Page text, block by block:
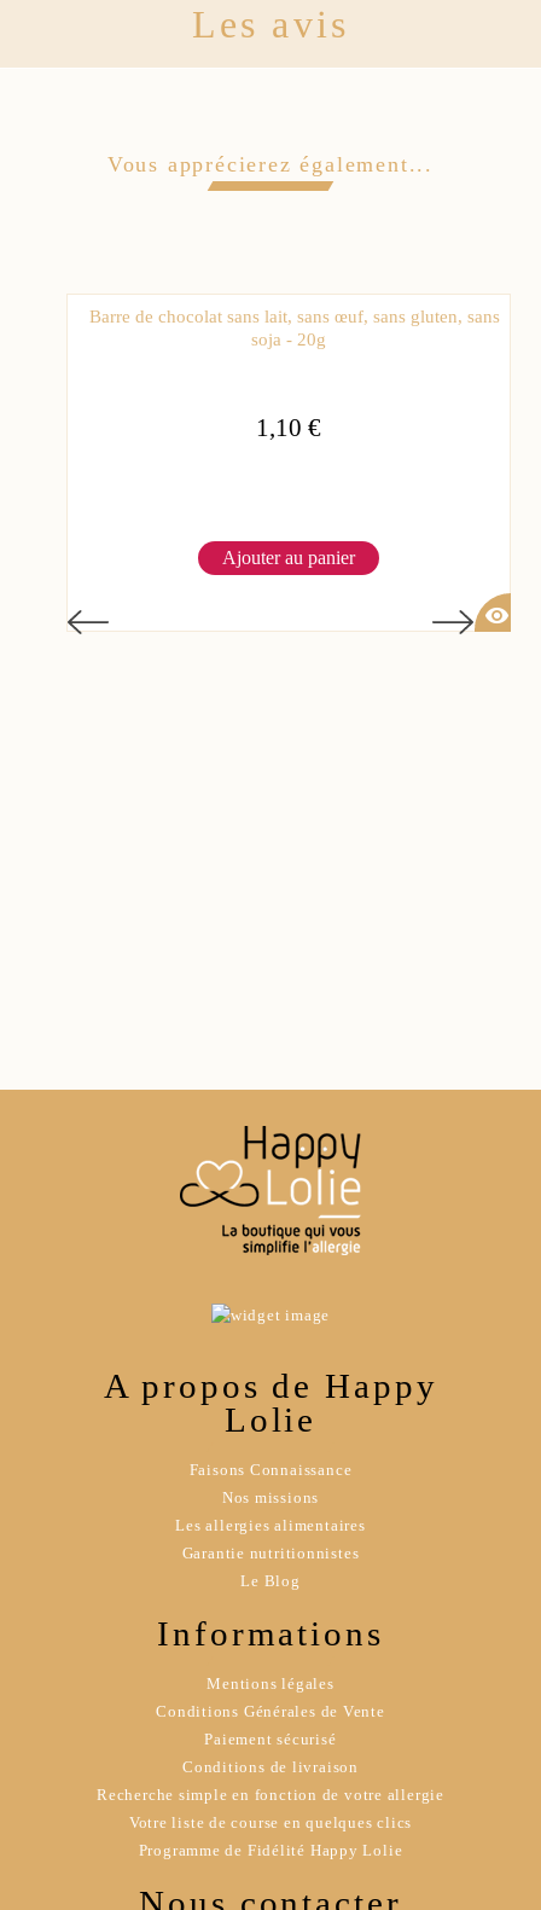
Les avis
Vous apprécierez également...
Barre de chocolat sans lait, sans œuf, sans gluten, sans
soja - 20g
1,10 €
Ajouter au panier
visibility
A propos de Happy
Lolie
Faisons Connaissance
Nos missions
Les allergies alimentaires
Garantie nutritionnistes
Le Blog
Informations
Mentions légales
Conditions Générales de Vente
Paiement sécurisé
Conditions de livraison
Recherche simple en fonction de votre allergie
Votre liste de course en quelques clics
Programme de Fidélité Happy Lolie